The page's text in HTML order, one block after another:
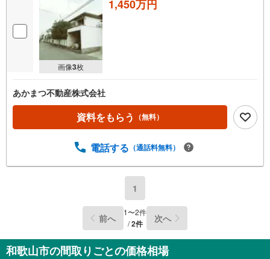
画像3枚
1,450万円
あかまつ不動産株式会社
資料をもらう （無料）
電話する （通話料無料）
1
前へ 1〜2件
/2件 次へ
和歌山市の間取りごとの価格相場